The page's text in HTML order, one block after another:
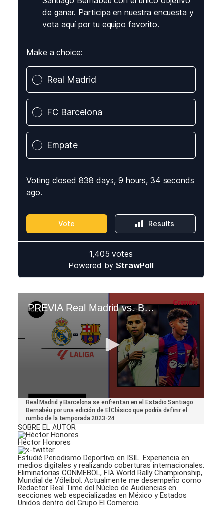
PREVIA Real Madrid vs. Barcelona 2024
seconds
1
minute,
28
seconds
Real Madrid y Barcelona se enfrentan en el Estadio Santiago
Bernabéu por una edición de El Clásico que podría definir el
rumbo de la temporada 2023-24.
SOBRE EL AUTOR
Héctor Honores
Estudié Periodismo Deportivo en ISIL. Experiencia en
medios digitales y realizando coberturas internacionales:
Eliminatorias CONMEBOL, FIA World Rally Championship,
Mundial de Vóleibol. Actualmente me desempeño como
Redactor Real Time del Núcleo de Audiencias en
secciones web especializadas en México y Estados
Unidos dentro del Grupo El Comercio.